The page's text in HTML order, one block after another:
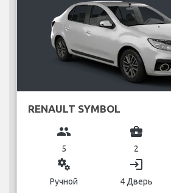
RENAULT SYMBOL
group
5
business_center
2
miscellaneous_services
Ручной
login
4 Дверь